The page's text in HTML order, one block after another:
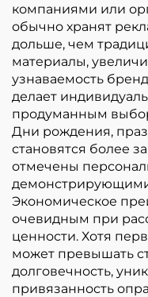
компаниями или
обычно хранят
дольше, чем
материалы,
узнаваемость
делает
продуманным
Дни рождения,
становятся более
отмечены
Экономическое
очевидным при
ценности. Хотя
может превышать
долговечность,
привязанность